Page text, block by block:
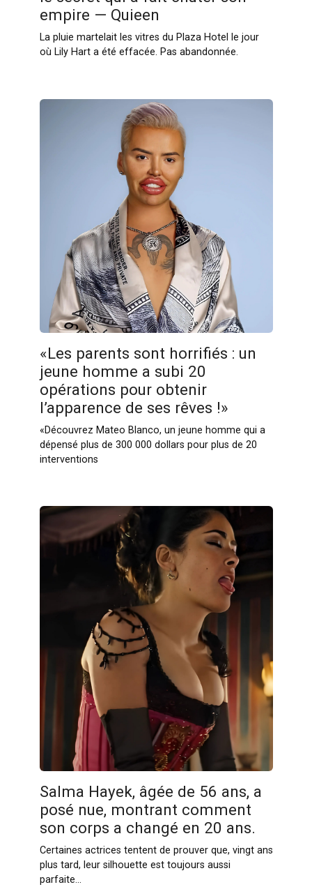
empire — Quieen
La pluie martelait les vitres du Plaza Hotel le jour
où Lily Hart a été effacée. Pas abandonnée.
«Les parents sont horrifiés : un
jeune homme a subi 20
opérations pour obtenir
l’apparence de ses rêves !»
«Découvrez Mateo Blanco, un jeune homme qui a
dépensé plus de 300 000 dollars pour plus de 20
interventions
Salma Hayek, âgée de 56 ans, a
posé nue, montrant comment
son corps a changé en 20 ans.
Certaines actrices tentent de prouver que, vingt ans
plus tard, leur silhouette est toujours aussi
parfaite…